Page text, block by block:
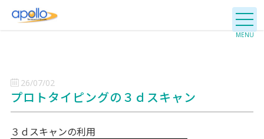
26/07/02
プロトタイピングの３ｄスキャン
３ｄスキャンの利用